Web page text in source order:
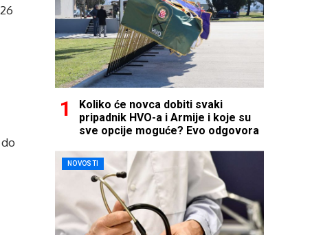
Koliko će novca dobiti svaki
pripadnik HVO-a i Armije i koje su
sve opcije moguće? Evo odgovora
NOVOSTI